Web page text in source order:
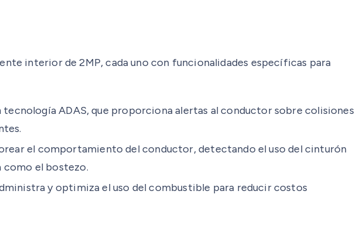
interior de 2MP, cada uno con funcionalidades específicas para
ADAS, que proporciona alertas al conductor sobre colisiones
el comportamiento del conductor, detectando el uso del cinturón
como el bostezo.
y optimiza el uso del combustible para reducir costos